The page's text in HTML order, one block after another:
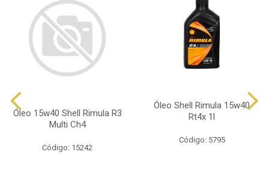
Óleo 15w40 Shell Rimula R3
Multi Ch4
Código: 15242
Óleo Shell Rimula 15w40
Rt4x 1l
Código: 5795